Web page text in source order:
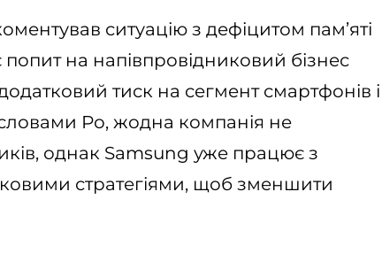
ситуацію з дефіцитом пам’яті
на напівпровідниковий бізнес
тиск на сегмент смартфонів і
Ро, жодна компанія не
однак Samsung уже працює з
стратегіями, щоб зменшити